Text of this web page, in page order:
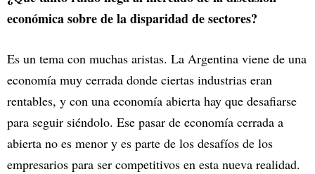
económica sobre de la disparidad de sectores?
Es un tema con muchas aristas. La Argentina viene de una
economía muy cerrada donde ciertas industrias eran
rentables, y con una economía abierta hay que desafiarse
para seguir siéndolo. Ese pasar de economía cerrada a
abierta no es menor y es parte de los desafíos de los
empresarios para ser competitivos en esta nueva realidad.